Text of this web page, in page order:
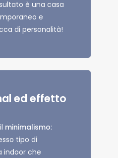
è una casa
e
di personalità!
ed effetto
minimalismo:
tipo di
indoor che